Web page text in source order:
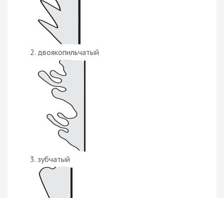
двоякопильчатый
зубчатый